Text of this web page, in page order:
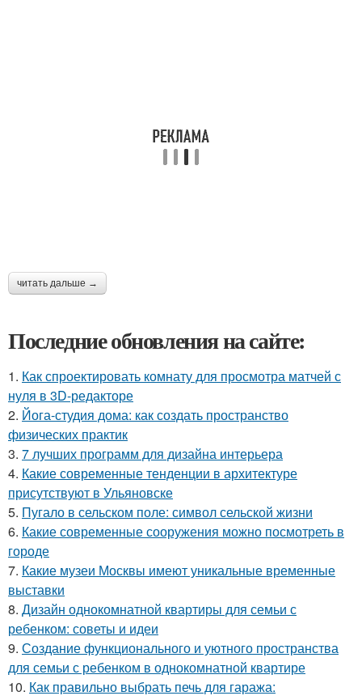
читать дальше →
Последние обновления на сайте:
1. Как спроектировать комнату для просмотра матчей с
нуля в 3D-редакторе
2. Йога-студия дома: как создать пространство
физических практик
3. 7 лучших программ для дизайна интерьера
4. Какие современные тенденции в архитектуре
присутствуют в Ульяновске
5. Пугало в сельском поле: символ сельской жизни
6. Какие современные сооружения можно посмотреть в
городе
7. Какие музеи Москвы имеют уникальные временные
выставки
8. Дизайн однокомнатной квартиры для семьи с
ребенком: советы и идеи
9. Создание функционального и уютного пространства
для семьи с ребенком в однокомнатной квартире
10. Как правильно выбрать печь для гаража: